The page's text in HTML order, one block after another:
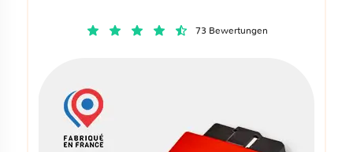
73 Bewertungen